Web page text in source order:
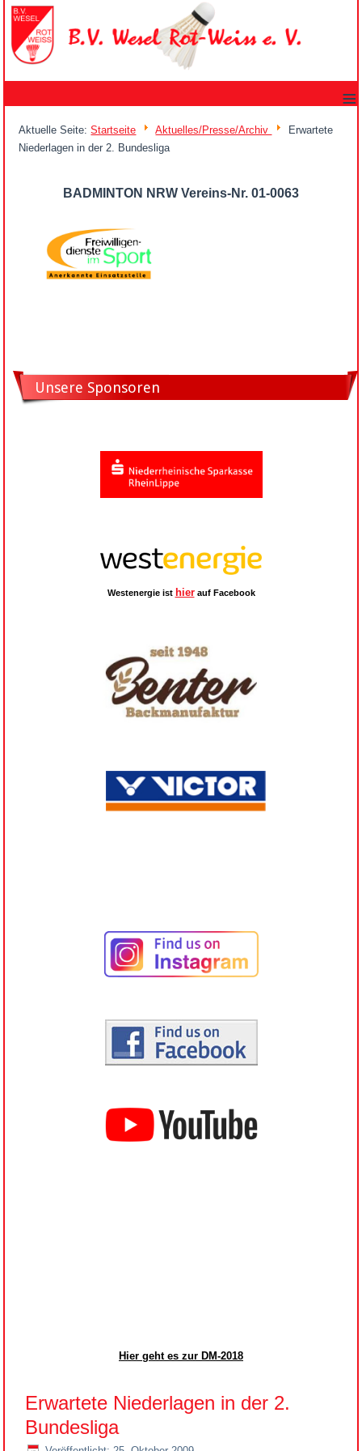
≡
Aktuelle Seite:Startseite Aktuelles/Presse/Archiv
Erwartete
Niederlagen in der 2. Bundesliga
BADMINTON NRW Vereins-Nr. 01-0063
Unsere Sponsoren
Westenergie ist hierauf Facebook
Hier geht es zur DM-2018
Erwartete Niederlagen in der 2.
Bundesliga